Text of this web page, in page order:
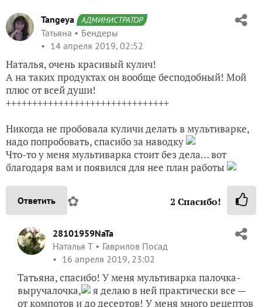
Tangeya АДМИНИСТРАТОР
Татьяна
Бендеры
14 апреля 2019, 02:52
Наталья, очень красивый кулич!
А на таких продуктах он вообще бесподобный! Мой
плюс от всей души!
+++++++++++++++++++++++++++++++
Никогда не пробовала куличи делать в мультиварке,
надо попробовать, спасибо за наводку
Что-то у меня мультиварка стоит без дела… вот
благодаря вам и появился для нее план работы
Ответить ✿ 2 Спасибо!
28101959NaTa
Наталья Т
Гаврилов Посад
16 апреля 2019, 23:02
Татьяна, спасибо! У меня мультиварка палочка-
выручалочка,
я делаю в ней практически все —
от компотов и до десертов! У меня много рецептов